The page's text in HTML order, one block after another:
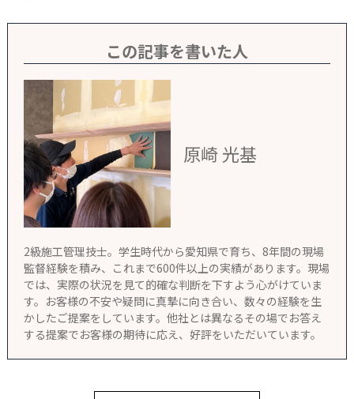
この記事を書いた人
原崎 光基
2級施工管理技士。学生時代から愛知県で育ち、8年間の現場
監督経験を積み、これまで600件以上の実績があります。現場
では、実際の状況を見て的確な判断を下すよう心がけていま
す。お客様の不安や疑問に真摯に向き合い、数々の経験を生
かしたご提案をしています。他社とは異なるその場でお答え
する提案でお客様の期待に応え、好評をいただいています。